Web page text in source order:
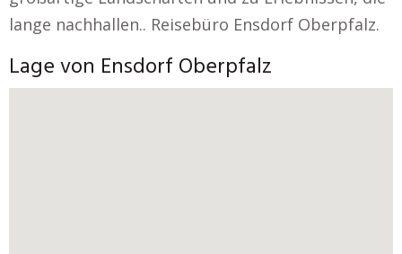
lange nachhallen.. Reisebüro Ensdorf Oberpfalz.
Lage von Ensdorf Oberpfalz